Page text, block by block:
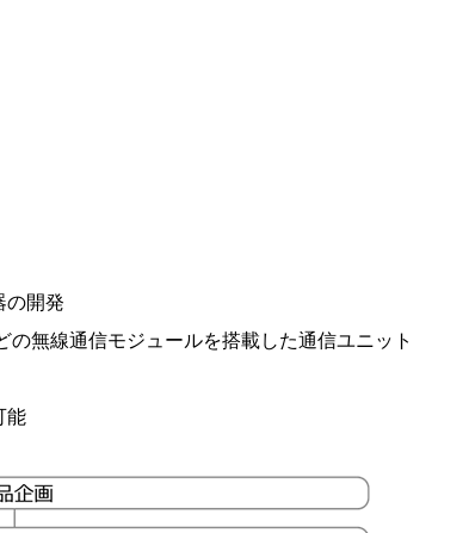
の開発
の無線通信モジュールを搭載した通信ユニット
能